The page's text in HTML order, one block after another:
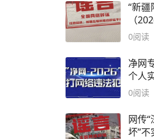
“新疆
（
0阅读
净网
个人
险！
0阅读
网传
坏”不